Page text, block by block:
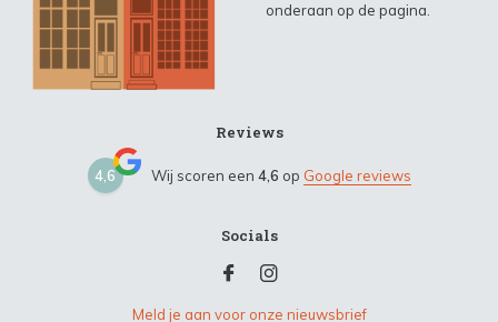
onderaan op de pagina.
Reviews
4,6 Wij scoren een 4,6 op Google reviews
Socials
Meld je aan voor onze nieuwsbrief